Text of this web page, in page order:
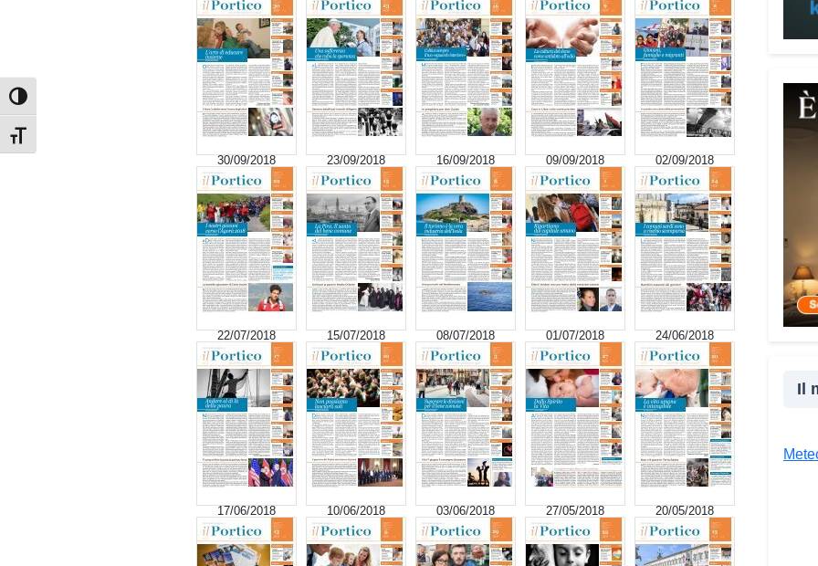
Attiva/disattiva alto contrasto
Attiva/disattiva dimensione testo
30/09/2018 23/09/2018 16/09/2018 09/09/2018 02/09/2018
22/07/2018 15/07/2018 08/07/2018 01/07/2018 24/06/2018
17/06/2018 10/06/2018 03/06/2018 27/05/2018 20/05/2018
ai
mia
Il